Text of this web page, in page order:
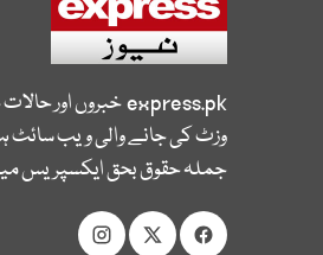
express.pkخبروں اور
وزٹ کی جانے والی ویب سائٹ
جملہ حقوق بحق ایکسپریس